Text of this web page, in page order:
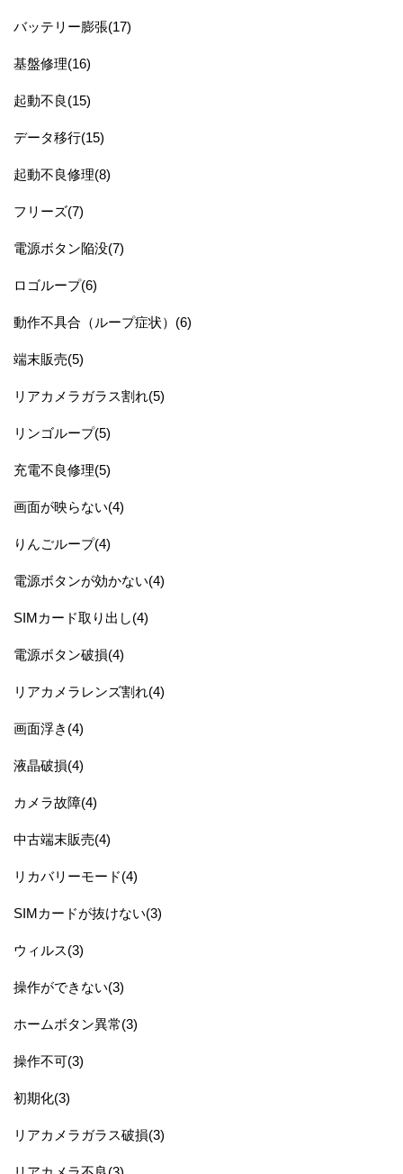
バッテリー膨張(17)
基盤修理(16)
起動不良(15)
データ移行(15)
起動不良修理(8)
フリーズ(7)
電源ボタン陥没(7)
ロゴループ(6)
動作不具合（ループ症状）(6)
端末販売(5)
リアカメラガラス割れ(5)
リンゴループ(5)
充電不良修理(5)
画面が映らない(4)
りんごループ(4)
電源ボタンが効かない(4)
SIMカード取り出し(4)
電源ボタン破損(4)
リアカメラレンズ割れ(4)
画面浮き(4)
液晶破損(4)
カメラ故障(4)
中古端末販売(4)
リカバリーモード(4)
SIMカードが抜けない(3)
ウィルス(3)
操作ができない(3)
ホームボタン異常(3)
操作不可(3)
初期化(3)
リアカメラガラス破損(3)